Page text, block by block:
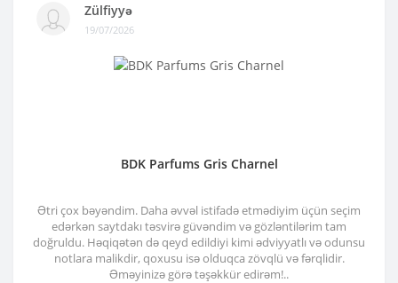
Zülfiyyə
19/07/2026
BDK Parfums Gris Charnel
Ətri çox bəyəndim. Daha əvvəl istifadə etmədiyim üçün seçim
edərkən saytdakı təsvirə güvəndim və gözləntilərim tam
doğruldu. Həqiqətən də qeyd edildiyi kimi ədviyyatlı və odunsu
notlara malikdir, qoxusu isə olduqca zövqlü və fərqlidir.
Əməyinizə görə təşəkkür edirəm!..